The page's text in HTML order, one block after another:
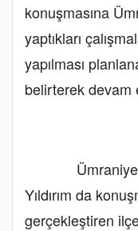
konuşmasına
yaptıkları
yapılması
belirterek devam
Ümraniye
Yıldırım da
gerçekleştiren